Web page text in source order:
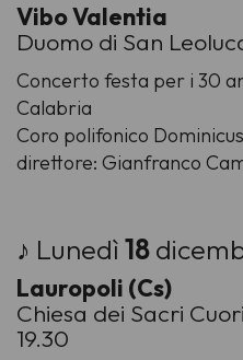
Vibo Valentia
Duomo di San
Concerto festa per i 30
Calabria
Coro polifonico
direttore: Gianfranco
♪ Lunedì18
Lauropoli (Cs)
Chiesa dei Sacri
19.30